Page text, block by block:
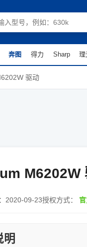
奔图 得力 Sharp 理
驱动
M6202W
2020-09-23授权方式：
明